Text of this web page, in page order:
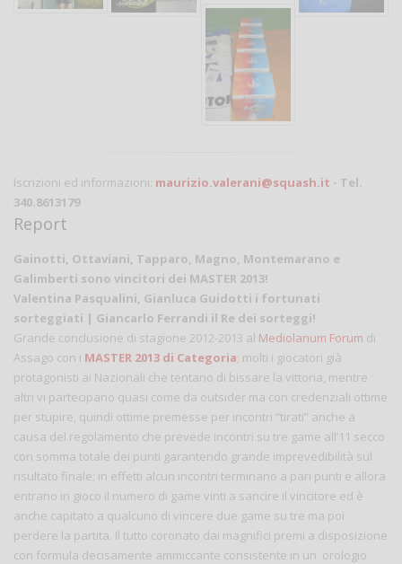
Iscrizioni ed informazioni: maurizio.valerani@squash.it - Tel.
340.8613179
Report
Gainotti, Ottaviani, Tapparo, Magno, Montemarano e
Galimberti sono vincitori dei MASTER 2013!
Valentina Pasqualini, Gianluca Guidotti i fortunati
sorteggiati | Giancarlo Ferrandi il Re dei sorteggi!
Grande conclusione di stagione 2012-2013 al Mediolanum Forum di
Assago con i MASTER 2013 di Categoria; molti i giocatori già
protagonisti ai Nazionali che tentano di bissare la vittoria, mentre
altri vi partecipano quasi come da outsider ma con credenziali ottime
per stupire, quindi ottime premesse per incontri “tirati” anche a
causa del regolamento che prevede incontri su tre game all’11 secco
con somma totale dei punti garantendo grande imprevedibilità sul
risultato finale; in effetti alcun incontri terminano a pari punti e allora
entrano in gioco il numero di game vinti a sancire il vincitore ed è
anche capitato a qualcuno di vincere due game su tre ma poi
perdere la partita. Il tutto coronato dai magnifici premi a disposizione
con formula decisamente ammiccante consistente in un orologio